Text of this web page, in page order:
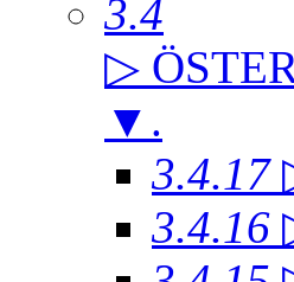
3.4
▷
▼ .
3.4.17
3.4.16